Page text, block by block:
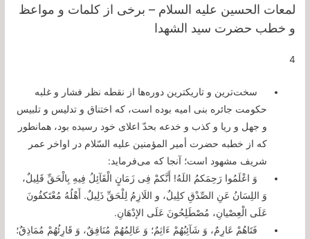
لمعات الحسین علیه السلام – برخی از کلمات و مواعظ
و خطب حضرت سید الشهدا
4
سخت‌ترین و تاریكترین دوره‌ها از نقطه نظر فشار و غلبه
حكومت جائره بنى امیه بوده است، كه اختناق و تدلیس و تلبیس
و جهل و ریا و كذب و خدعه بحدّ اعلاى خود رسیده بود، همانطور
كه از خطبه حضرت أمیر المؤمنین علیه السّلام در اواخر عمر
شریف مشهود است؛ آنجا كه مى‌فرماید:
وَ اعْلَمُوا رَحِمَکمُ اللَهُ! أَنَّکمْ فِى زَمَانٍ الْقَآئِلُ فِیهِ بِالْحَقِّ قَلِیلٌ،
وَ اللِسَانُ عَنِ الصِّدْقِ کلِیلٌ، و اللَازِمُ لِلْحَقِّ ذَلِیلٌ. أَهْلُهُ مُعْتَکفُونَ
عَلَى الْعِصْیانِ، مُصْطَلِحُونَ عَلَى الإدْهَانِ.
فَتَاهُمْ عَارِمٌ، وَ شَآئِبُهُمْ ءَاثِمٌ؛ وَ عَالِمُهُمْ مُنَافِقٌ، وَ قَارِئُهُمْ مُمَاذِقٌ؛